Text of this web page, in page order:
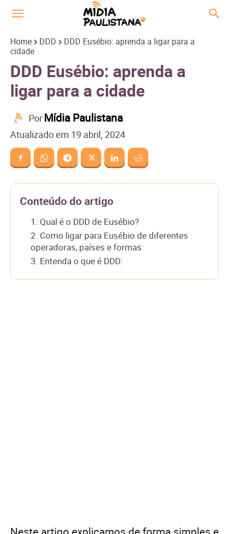
Home DDD
DDD Eusébio: aprenda a ligar para a
cidade
DDD Eusébio: aprenda a
ligar para a cidade
PorMídia Paulistana
Atualizado em 19 abril, 2024
Conteúdo do artigo
1. Qual é o DDD de Eusébio?
2. Como ligar para Eusébio de diferentes
operadoras, países e formas:
3. Entenda o que é DDD: